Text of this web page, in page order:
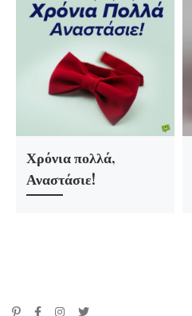
Χρόνια πολλά,
Αναστάσιε!